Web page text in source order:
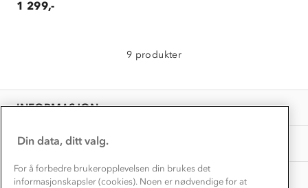
1 299,-
9 produkter
INFORMASJON
Kundeklubb
Presse
OM OSS
Samarbeide med oss?
TIPS OG RÅD
Store størrelser
Turmat oppskrifter
Beredskap
Få turinspirasjon og tips her⛰
Overnatte utendørs⛺
Leirskole 🥾
Barnehageansatt
Din data, ditt valg.
For å forbedre brukeropplevelsen din brukes det
informasjonskapsler (cookies). Noen er nødvendige for at